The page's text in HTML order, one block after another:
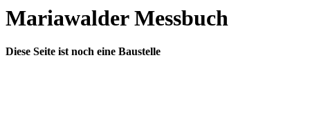
Mariawalder Messbuch
Diese Seite ist noch eine Baustelle